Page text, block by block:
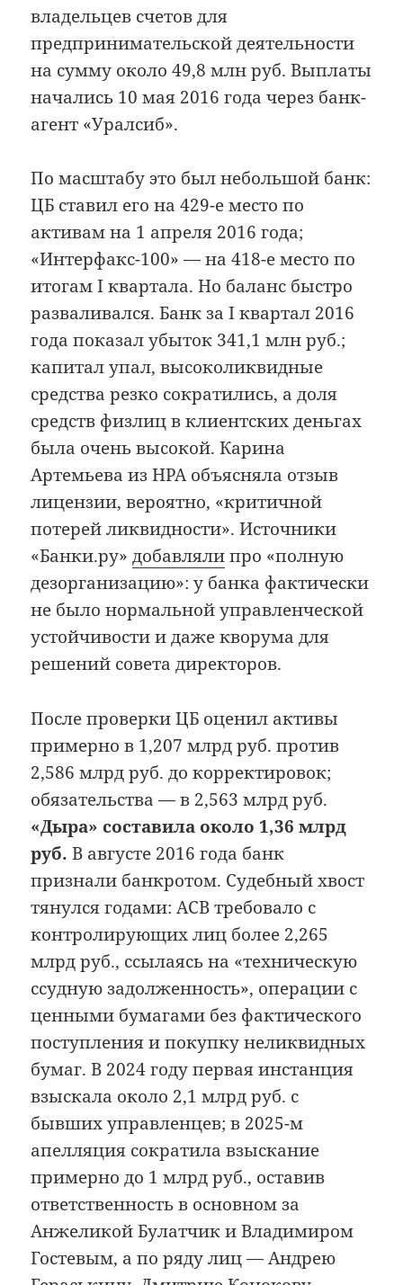
владельцев счетов для
предпринимательской деятельности
на сумму около 49,8 млн руб. Выплаты
начались 10 мая 2016 года через банк-
агент «Уралсиб».
По масштабу это был небольшой банк:
ЦБ ставил его на 429-е место по
активам на 1 апреля 2016 года;
«Интерфакс-100» — на 418-е место по
итогам I квартала. Но баланс быстро
разваливался. Банк за I квартал 2016
года показал убыток 341,1 млн руб.;
капитал упал, высоколиквидные
средства резко сократились, а доля
средств физлиц в клиентских деньгах
была очень высокой. Карина
Артемьева из НРА объясняла отзыв
лицензии, вероятно, «критичной
потерей ликвидности». Источники
«Банки.ру»добавлялипро «полную
дезорганизацию»: у банка фактически
не было нормальной управленческой
устойчивости и даже кворума для
решений совета директоров.
После проверки ЦБ оценил активы
примерно в 1,207 млрд руб. против
2,586 млрд руб. до корректировок;
обязательства — в 2,563 млрд руб.
«Дыра» составила около 1,36 млрд
руб. В августе 2016 года банк
признали банкротом. Судебный хвост
тянулся годами: АСВ требовало с
контролирующих лиц более 2,265
млрд руб., ссылаясь на «техническую
ссудную задолженность», операции с
ценными бумагами без фактического
поступления и покупку неликвидных
бумаг. В 2024 году первая инстанция
взыскала около 2,1 млрд руб. с
бывших управленцев; в 2025-м
апелляция сократила взыскание
примерно до 1 млрд руб., оставив
ответственность в основном за
Анжеликой Булатчик и Владимиром
Гостевым, а по ряду лиц — Андрею